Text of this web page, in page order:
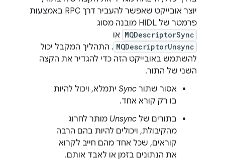
יוצר אובייקט שאפשר להעביר דרך RPC באמצעות
פרמטר של HIDL מובנה מסוג
MQDescriptorSync או
MQDescriptorUnsync . התהליך המקבל יכול
להשתמש באובייקט הזה כדי להגדיר את הקצה
השני של התור.
אסור שתור Sync יתמלא, ויכול להיות
בו רק קורא אחד.
בתורים של Unsync מותר לחרוג
מהקיבולת, ויכולים להיות בהם הרבה
קוראים, שכל אחד מהם חייב לקרוא
את הנתונים בזמן או לאבד אותם.